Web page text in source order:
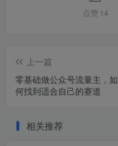
点赞 14
上一篇
零基础做公众号流量主，如
何找到适合自己的赛道
相关推荐